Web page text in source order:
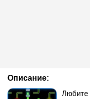
Описание:
Любите